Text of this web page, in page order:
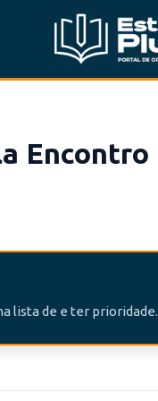
Encontro
lista de e ter prioridade.